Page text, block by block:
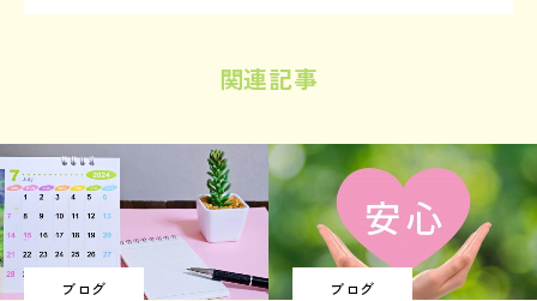
関連記事
ブログ ブログ